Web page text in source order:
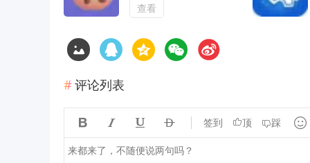
查看
评论列表
    签到 顶 踩 